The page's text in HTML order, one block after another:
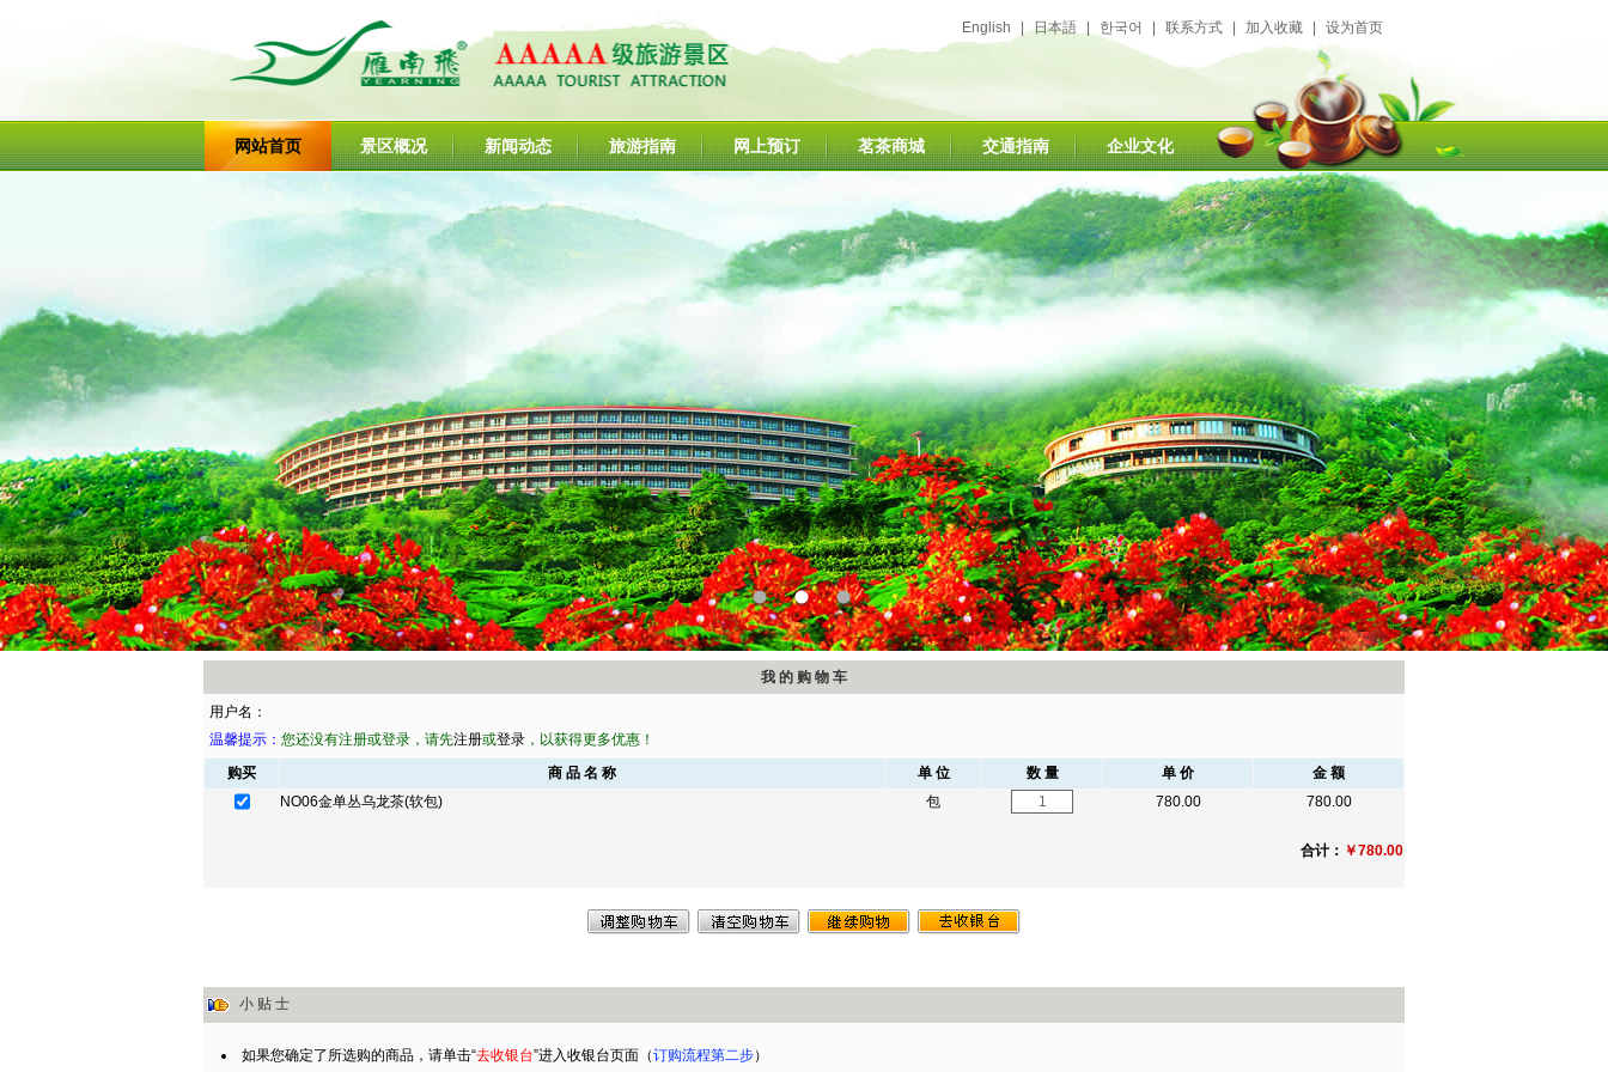
English 日本語 한국어 联系方式 加入收藏 设为首页
网站首页 景区概况 新闻动态 旅游指南 网上预订 茗茶商城 交通指南 企业文化
1 2 3
我 的 购 物 车
用户名：
温馨提示： 您还没有注册或登录，请先注册或登录 ，以获得更多优惠！
购买
商 品 名 称 单 位 数 量 单 价
金 额
NO06金单丛乌龙茶(软包)
包 780.00 780.00
合计： ￥780.00
小 贴 士
如果您确定了所选购的商品，请单击“去收银台”进入收银台页面（订购流程第二步）